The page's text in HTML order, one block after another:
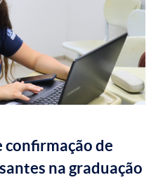
confirmação de
na graduação